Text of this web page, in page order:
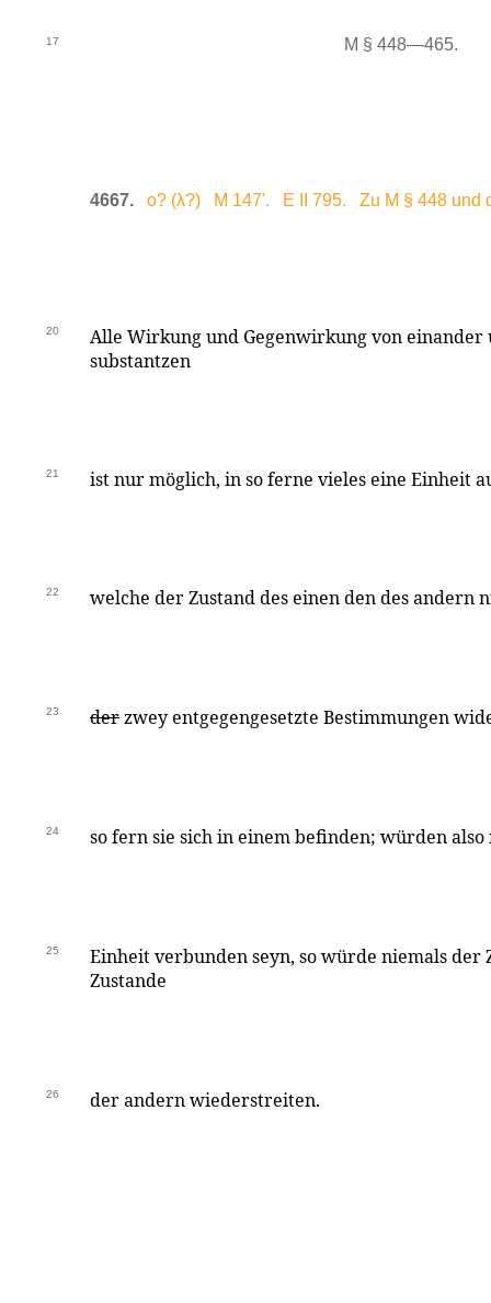
17 M § 448—465.
4667. ο? (λ?) M 147'. E II 795. Zu M § 448 und
20
Alle Wirkung und Gegenwirkung von
substantzen
21 ist nur möglich, in so ferne vieles eine Einheit
22 welche der Zustand des einen den des andern
23 derzwey entgegengesetzte Bestimmungen
24 so fern sie sich in einem befinden; würden
25
Einheit verbunden seyn, so würde niemals der
Zustande
26 der andern wiederstreiten.